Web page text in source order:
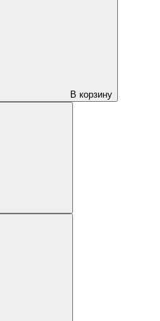
В корзину